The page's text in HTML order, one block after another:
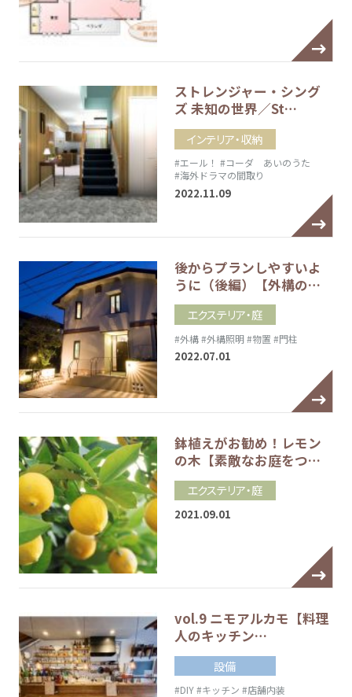
ストレンジャー・シング
ズ 未知の世界／St…
インテリア・収納
#エール！ #コーダ あいのうた
#海外ドラマの間取り
2022.11.09
後からプランしやすいよ
うに（後編）【外構の…
エクステリア・庭
#外構#外構照明 #物置 #門柱
2022.07.01
鉢植えがお勧め！レモン
の木【素敵なお庭をつ…
エクステリア・庭
2021.09.01
vol.9 ニモアルカモ【料理
人のキッチン…
設備
#DIY#キッチン #店舗内装